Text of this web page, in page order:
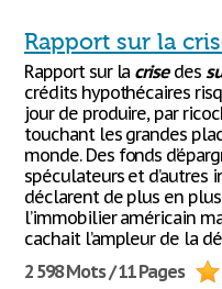
Rapport sur la
Rapport sur la crisedes
crédits hypothécaires
jour de produire, par
touchant les grandes
monde. Des fonds
spéculateurs et d’autres
déclarent de plus en
l’immobilier américain
cachait l’ampleur de la
2 598 Mots / 11 Pages